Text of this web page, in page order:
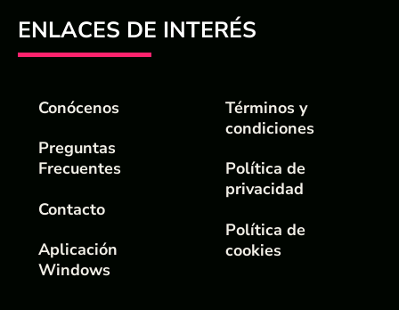
ENLACES DE INTERÉS
Conócenos
Preguntas
Frecuentes
Contacto
Aplicación
Windows
Términos y
condiciones
Política de
privacidad
Política de
cookies